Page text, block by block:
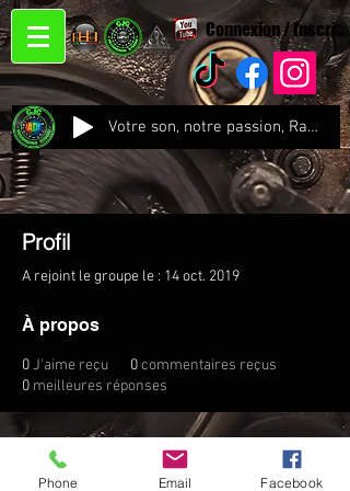
Connexion /
Votre son, notre passion, Radio CJC Recording Studio , là où chaque note prend vie !
Profil
A rejoint le groupe le : 14 oct. 2019
À propos
0J'aime reçu 0commentaires reçus
0 meilleures réponses
Phone Email Facebook